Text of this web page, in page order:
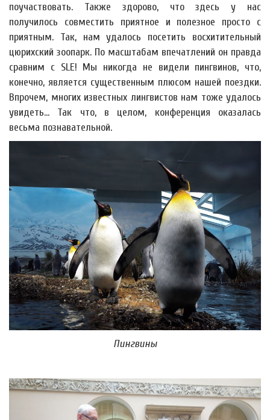
поучаствовать. Также здорово, что здесь у нас
получилось совместить приятное и полезное просто с
приятным. Так, нам удалось посетить восхитительный
цюрихский зоопарк. По масштабам впечатлений он правда
сравним с SLE! Мы никогда не видели пингвинов, что,
конечно, является существенным плюсом нашей поездки.
Впрочем, многих известных лингвистов нам тоже удалось
увидеть... Так что, в целом, конференция оказалась
весьма познавательной.
Пингвины